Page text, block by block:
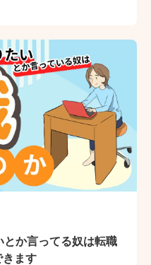
か言ってる奴は転職
ます